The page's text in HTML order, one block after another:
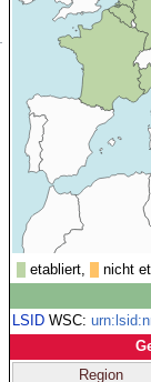
etabliert, nicht
LSIDWSC:
Region